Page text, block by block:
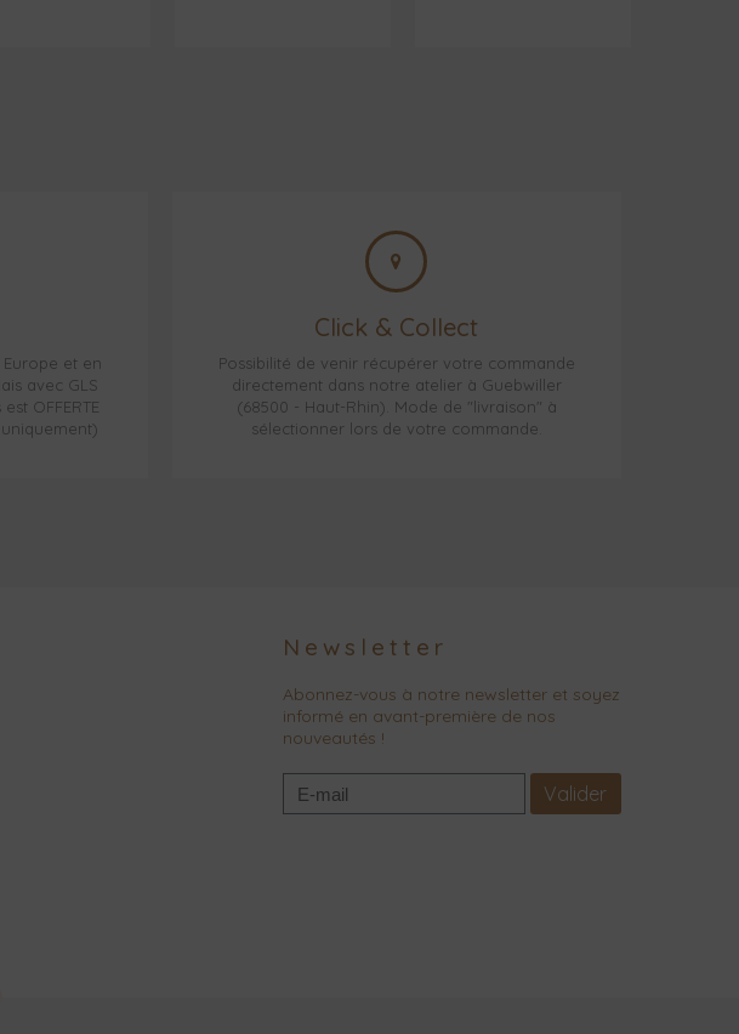
Europe et en
avec GLS
OFFERTE
Click & Collect
Possibilité de venir récupérer votre commande
directement dans notre atelier à Guebwiller
(68500 - Haut-Rhin). Mode de "livraison" à
sélectionner lors de votre commande.
Newsletter
Abonnez-vous à notre newsletter et soyez
informé en avant-première de nos
nouveautés !
Valider